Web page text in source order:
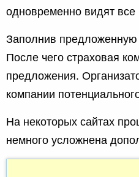
одновременно видят
Заполнив предложенную
После чего страховая
предложения.
компании
На некоторых сайтах
немного усложнена